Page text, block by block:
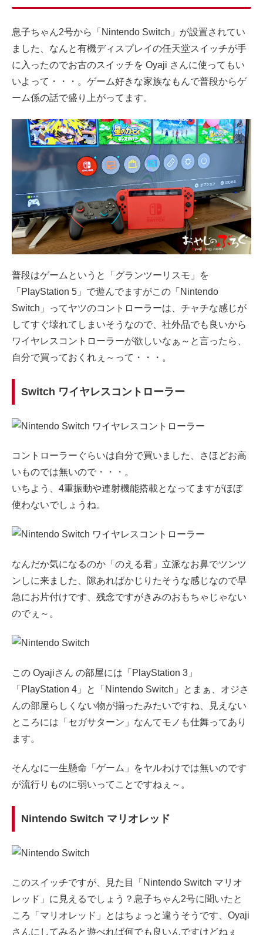
息子ちゃん2号から「Nintendo Switch」が設置されてい
ました、なんと有機ディスプレイの任天堂スイッチが手
に入ったのでお古のスイッチを Oyaji さんに使ってもい
いよって・・・。ゲーム好きな家族なもんで普段からゲ
ーム係の話で盛り上がってます。
普段はゲームというと「グランツーリスモ」を
「PlayStation 5」で遊んでますがこの「Nintendo
Switch」ってヤツのコントローラーは、チャチな感じが
してすぐ壊れてしまいそうなので、社外品でも良いから
ワイヤレスコントローラーが欲しいなぁ～と言ったら、
自分で買っておくれぇ～って・・・。
Switch ワイヤレスコントローラー
コントローラーぐらいは自分で買いました、さほどお高
いものでは無いので・・・。
いちよう、4重振動や連射機能搭載となってますがほぼ
使わないでしょうね。
なんだか気になるのか「のえる君」立派なお鼻でツンツ
ンしに来ました、隙あればかじりたそうな感じなので早
急にお片付けです、残念ですがきみのおもちゃじゃない
のでぇ～。
この Oyajiさん の部屋には「PlayStation 3」
「PlayStation 4」と「Nintendo Switch」とまぁ、オジさ
んの部屋らしくない物が揃ったみたいですね、見えない
ところには「セガサターン」なんてモノも仕舞ってあり
ます。
そんなに一生懸命「ゲーム」をヤルわけでは無いのです
が流行りものに弱いってことですねぇ～。
Nintendo Switch マリオレッド
このスイッチですが、見た目「Nintendo Switch マリオ
レッド」に見えるでしょう？息子ちゃん2号に聞いたと
ころ「マリオレッド」とはちょっと違うそうです、Oyaji
さんにしてみると遊べれば何でも良いんですけどねぇ